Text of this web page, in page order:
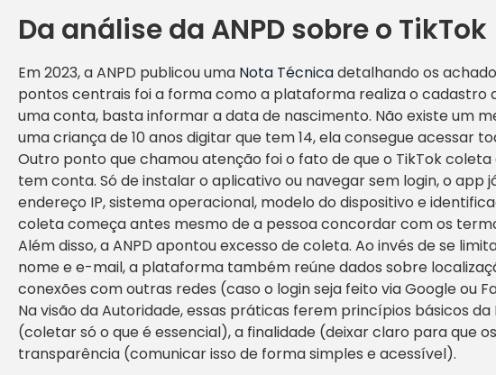
Da análise da ANPD sobre o TikTok
Em 2023, a ANPD publicou uma Nota Técnicadetalhando os
pontos centrais foi a forma como a plataforma realiza o cadastro
uma conta, basta informar a data de nascimento. Não existe um
uma criança de 10 anos digitar que tem 14, ela consegue acessar
Outro ponto que chamou atenção foi o fato de que o TikTok
tem conta. Só de instalar o aplicativo ou navegar sem login, o app
endereço IP, sistema operacional, modelo do dispositivo e
coleta começa antes mesmo de a pessoa concordar com os
Além disso, a ANPD apontou excesso de coleta. Ao invés de se
nome e e-mail, a plataforma também reúne dados sobre
conexões com outras redes (caso o login seja feito via Google ou
Na visão da Autoridade, essas práticas ferem princípios básicos da
(coletar só o que é essencial), a finalidade (deixar claro para que
transparência (comunicar isso de forma simples e acessível).